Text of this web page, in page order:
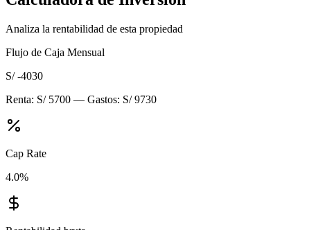
Analiza la rentabilidad de esta propiedad
Flujo de Caja Mensual
S/ -4030
Renta: S/ 5700 — Gastos: S/ 9730
Cap Rate
4.0%